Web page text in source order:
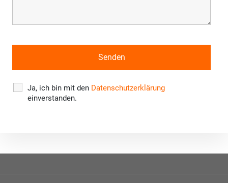
Ja, ich bin mit den Datenschutzerklärung
einverstanden.